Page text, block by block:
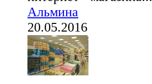
Альмина
20.05.2016